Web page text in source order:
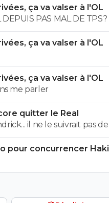
ça va valser à l'OL
PAS MAL DE TPS? lol. t
ça va valser à l'OL
ça va valser à l'OL
me parler
quitter le Real
il ne le suivrait pas
pour concurrencer